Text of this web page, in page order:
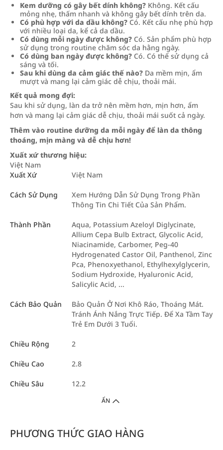
Kem dưỡng có gây bết dính không? Không. Kết cấu
mỏng nhẹ, thấm nhanh và không gây bết dính trên da.
Có phù hợp với da dầu không? Có. Kết cấu nhẹ phù hợp
với nhiều loại da, kể cả da dầu.
Có dùng mỗi ngày được không? Có. Sản phẩm phù hợp
sử dụng trong routine chăm sóc da hằng ngày.
Có dùng ban ngày được không? Có. Có thể sử dụng cả
sáng và tối.
Sau khi dùng da cảm giác thế nào? Da mềm mịn, ẩm
mượt và mang lại cảm giác dễ chịu, thoải mái.
Kết quả mong đợi:
Sau khi sử dụng, làn da trở nên mềm hơn, mịn hơn, ẩm
hơn và mang lại cảm giác dễ chịu, thoải mái suốt cả ngày.
Thêm vào routine dưỡng da mỗi ngày để làn da thông
thoáng, mịn màng và dễ chịu hơn!
Xuất xứ thương hiệu:
Việt Nam
Xuất Xứ
Việt Nam
Cách Sử Dụng
Xem Hướng Dẫn Sử Dụng Trong Phần
Thông Tin Chi Tiết Của Sản Phẩm.
Thành Phần
Aqua, Potassium Azeloyl Diglycinate,
Allium Cepa Bulb Extract, Glycolic Acid,
Niacinamide, Carbomer, Peg-40
Hydrogenated Castor Oil, Panthenol, Zinc
Pca, Phenoxyethanol, Ethylhexylglycerin,
Sodium Hydroxide, Hyaluronic Acid,
Salicylic Acid, ...
Cách Bảo Quản
Bảo Quản Ở Nơi Khô Ráo, Thoáng Mát.
Tránh Ánh Nắng Trực Tiếp. Để Xa Tầm Tay
Trẻ Em Dưới 3 Tuổi.
Chiều Rộng 2
Chiều Cao 2.8
Chiều Sâu 12.2
ẨN
PHƯƠNG THỨC GIAO HÀNG